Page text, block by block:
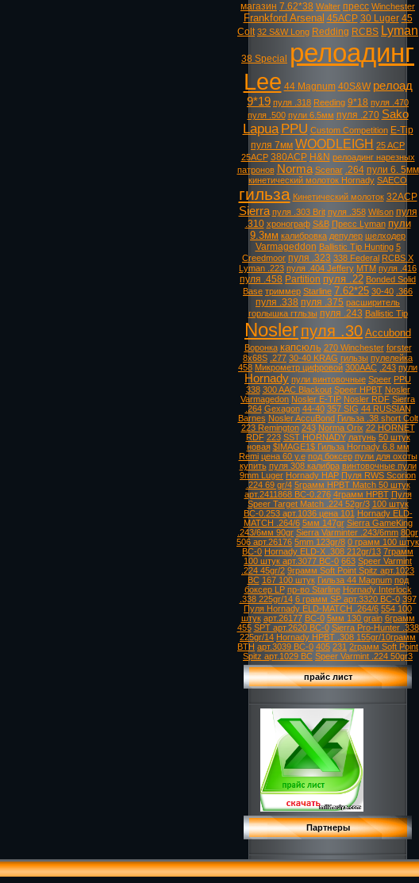
магазин 7.62*38 Walter пресс Winchester
Frankford Arsenal 45ACP 30 Luger 45
Colt 32 S&W Long Redding RCBS Lyman
38 Special релоадинг
Lee 44 Magnum 40S&W релоад
9*19 пуля .318 Reeding 9*18 пуля .470
пуля .500 пули 6.5мм пуля .270 Sako
Lapua PPU Custom Competition E-Tip
пуля 7мм WOODLEIGH 25 ACP
25ACP 380ACP H&N релоадинг нарезных
патронов Norma Scenar .264 пули 6. 5мм
кинетический молоток Hornady SAECO
гильза Кинетический молоток 32ACP
Sierra пуля .303 Brit пуля .358 Wilson пуля
.310 хронограф S&B Пресс Lyman пули
9.3мм калибровка депулер шелходер
Varmageddon Ballistic Tip Hunting 5
Creedmoor пуля .323 338 Federal RCBS X
Lyman .223 пуля .404 Jeffery MTM пуля .416
пуля .458 Partition пуля .22 Bonded Solid
Base триммер Starline 7.62*25 30-40 .366
пуля .338 пуля .375 расширитель
горлышка гтльзы пуля .243 Ballistic Tip
Noslerпуля .30 Accubond
Воронка капсюль 270 Winchester forster
8х68S .277 30-40 KRAG гильзы пулелейка
458 Микрометр цифровой 300AAC .243 пули
Hornady пули винтовочные Speer PPU
338 300 AAC Blackout Speer HPBT Nosler
Varmagedon Nosler E-TIP Nosler RDF Sierra
.264 Gexagon 44-40 357 SIG 44 RUSSIAN
Barnes Nosler AccuBond Гильза .38 short Colt
223 Remington 243 Norma Orix 22 HORNET
RDF 223 SST HORNADY латунь 50 штук
новая $IMAGE1$ Гильза Hornady 6.8 мм
Remi цена 60 у.е под боксер пули для охоты
купить пуля 308 калибра винтовочные пули
9mm Luger Hornady HAP Пуля RWS Scorion
.224 69 gr/4 5грамм HPBT Match 50 штук
арт.2411868 ВС-0.276 4грамм HPBT Пуля
Speer Target Match .224 52gr/3 100 штук
ВС-0.253 арт.1036 цена 101 Hornady ELD-
MATCH .264/6 5мм 147gr Sierra GameKing
.243/6мм 90gr Sierra Varminter .243/6mm 80gr
506 арт.26176 5mm 123gr/8 0 грамм 100 штук
ВС-0 Hornady ELD-X .308 212gr/13 7грамм
100 штук арт.3077 ВС-0 663 Speer Varmint
.224 45gr/2 9грамм Soft Point Spitz арт.1023
ВС 167 100 штук Гильза 44 Magnum под
боксер LP пр-во Starline Hornady Interlock
.338 225gr/14 6 грамм SP арт.3320 ВС-0 397
Пуля Hornady ELD-MATCH .264/6 554 100
штук арт.26177 ВС-0 5мм 130 grain 6грамм
455 SPT арт.2620 ВС-0 Sierra Pro-Hunter .338
225gr/14 Hornady HPBT .308 155gr/10грамм
BTH арт.3039 ВС-0 405 231 2грамм Soft Point
Spitz арт.1029 ВС Speer Varmint .224 50gr3
прайс лист
Партнеры